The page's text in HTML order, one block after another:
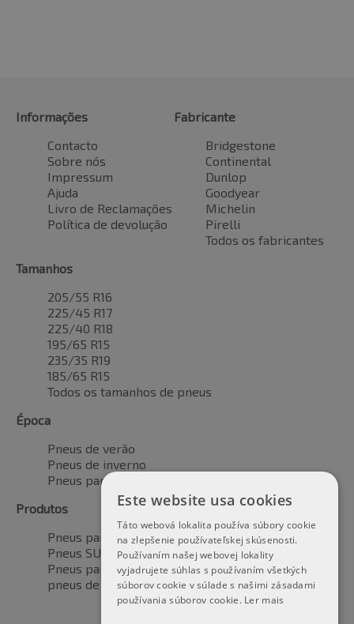
Informações
Contacto
Sobre nós
Impressum
Ajuda
Livro de Reclamações
Política de devolução
Fabricante
Bridgestone
Continental
Dunlop
Goodyear
Michelin
Pirelli
Todos os fabricantes
Tamanhos
205/55 R16
225/45 R17
225/40 R18
195/65 R15
235/35 R19
185/65 R15
Todos os tamanhos de pneus
Época
Pneus de verão
Pneus de inverno
Pneus para todas as estações
Produtos
Pneus para automóveis
Pneus SUV / 4x4
Pneus para veículos de transporte
pneus de motocicleta
Este website usa cookies
Táto webová lokalita používa súbory cookie
na zlepšenie používateľskej skúsenosti.
Používaním našej webovej lokality
vyjadrujete súhlas s používaním všetkých
súborov cookie v súlade s našimi zásadami
používania súborov cookie. Ler mais